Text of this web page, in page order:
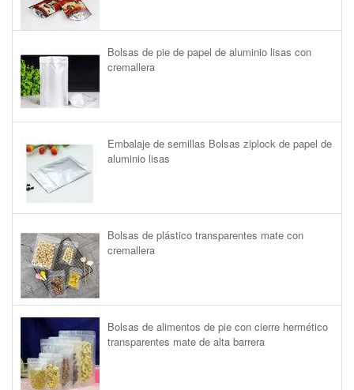
Bolsas de pie de papel de aluminio lisas con
cremallera
Embalaje de semillas Bolsas ziplock de papel de
aluminio lisas
Bolsas de plástico transparentes mate con
cremallera
Bolsas de alimentos de pie con cierre hermético
transparentes mate de alta barrera